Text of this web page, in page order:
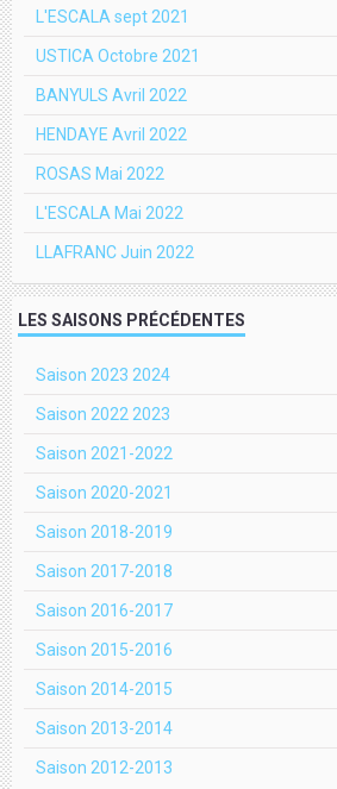
L'ESCALA sept 2021
USTICA Octobre 2021
BANYULS Avril 2022
HENDAYE Avril 2022
ROSAS Mai 2022
L'ESCALA Mai 2022
LLAFRANC Juin 2022
LES SAISONS PRÉCÉDENTES
Saison 2023 2024
Saison 2022 2023
Saison 2021-2022
Saison 2020-2021
Saison 2018-2019
Saison 2017-2018
Saison 2016-2017
Saison 2015-2016
Saison 2014-2015
Saison 2013-2014
Saison 2012-2013